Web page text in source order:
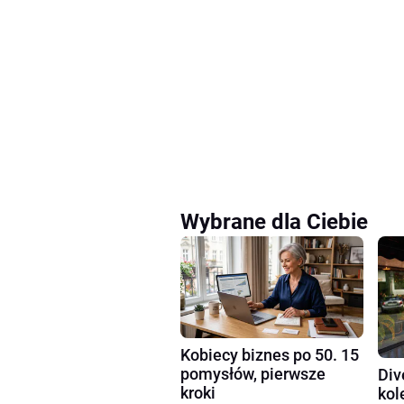
Wybrane dla Ciebie
Kobiecy biznes po 50. 15
pomysłów, pierwsze
kroki